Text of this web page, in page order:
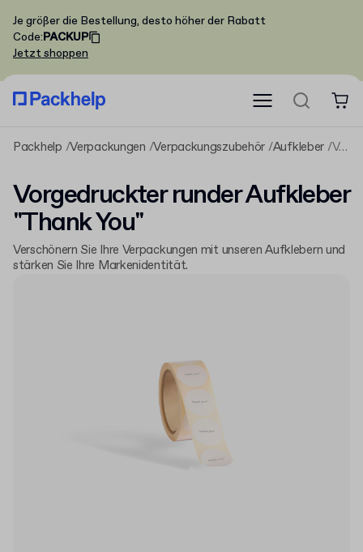
Je größer die Bestellung, desto höher der Rabatt
Code:PACKUP
Jetzt shoppen
Packhelp Verpackungen Verpackungszubehör Aufkleber Vorgedruckter runder Aufkleber "Thank You"
Vorgedruckter runder Aufkleber
"Thank You"
Verschönern Sie Ihre Verpackungen mit unseren Aufklebern und
stärken Sie Ihre Markenidentität.